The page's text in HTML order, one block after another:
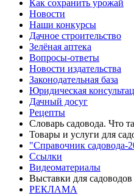
Как сохранить урожай
Новости
Наши конкурсы
Дачное строительство
Зелёная аптека
Вопросы-ответы
Новости издательства
Законодательная база
Юридическая
Дачный досуг
Рецепты
Словарь садовода. Что
Товары и услуги для
"Справочник садовода-
Ссылки
Видеоматериалы
Выставки для садоводов
РЕКЛАМА